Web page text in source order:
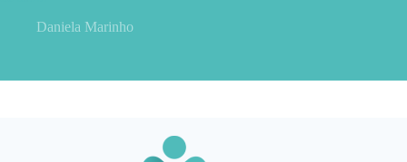
Daniela Marinho